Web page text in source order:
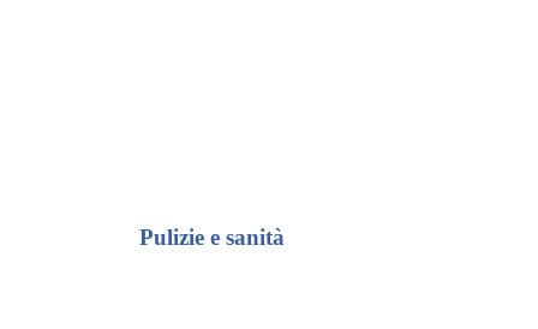
Pulizie e sanità